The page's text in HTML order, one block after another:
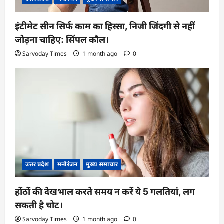
इंटीमेट सीन सिर्फ काम का हिस्सा, निजी जिंदगी से नहीं
जोड़ना चाहिए: सिंपल कौल।
Sarvoday Times 1 month ago 0
उत्तर प्रदेश मनोरंजन मुख्य समाचार
होंठों की देखभाल करते समय न करें ये 5 गलतियां, लग
सकती है चोट।
Sarvoday Times 1 month ago 0